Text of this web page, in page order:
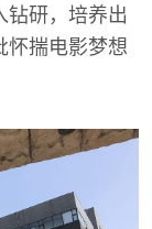
钻研，培养出
怀揣电影梦想